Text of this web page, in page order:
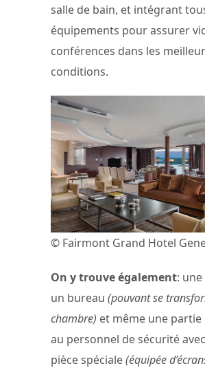
salle de bain, et intégrant
équipements pour assurer
conférences dans les
conditions.
© Fairmont Grand Hotel
On y trouve également:
un bureau (pouvant se
chambre) et même une partie
au personnel de sécurité
pièce spéciale(équipée